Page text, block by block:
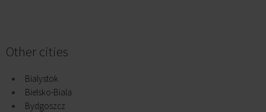
Other cities
Bialystok
Bielsko-Biala
Bydgoszcz